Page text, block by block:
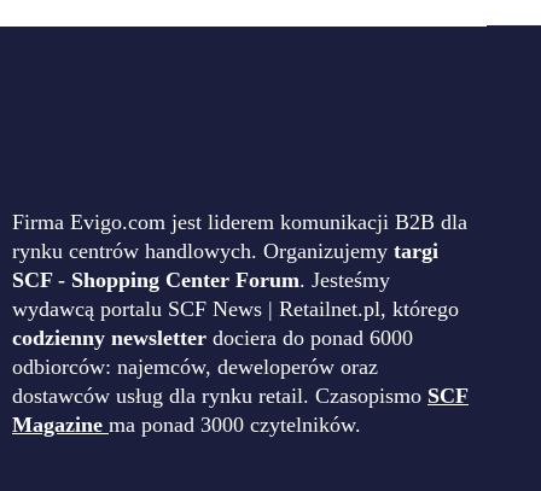
Firma Evigo.com jest liderem komunikacji B2B dla
rynku centrów handlowych. Organizujemy targi
SCF - Shopping Center Forum. Jesteśmy
wydawcą portalu SCF News | Retailnet.pl, którego
codzienny newsletter dociera do ponad 6000
odbiorców: najemców, deweloperów oraz
dostawców usług dla rynku retail. Czasopismo SCF
Magazine ma ponad 3000 czytelników.